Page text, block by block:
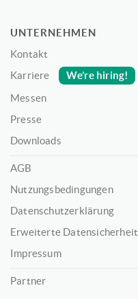
UNTERNEHMEN
Kontakt
Karriere
We’re hiring!
Messen
Presse
Downloads
AGB
Nutzungsbedingungen
Datenschutzerklärung
Erweiterte Datensicherheit
Impressum
Partner